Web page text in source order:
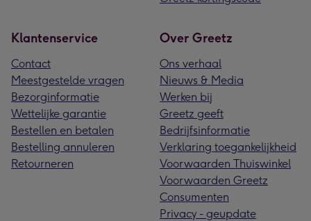
Klantenservice
Contact
Meestgestelde vragen
Bezorginformatie
Wettelijke garantie
Bestellen en betalen
Bestelling annuleren
Retourneren
Over Greetz
Ons verhaal
Nieuws & Media
Werken bij
Greetz geeft
Bedrijfsinformatie
Verklaring toegankelijkheid
Voorwaarden Thuiswinkel
Voorwaarden Greetz
Consumenten
Privacy - geupdate